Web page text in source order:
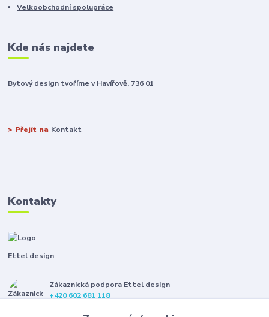
Velkoobchodní spolupráce
Kde nás najdete
Bytový design tvoříme v Havířově, 736 01
> Přejít na Kontakt
Kontakty
Ettel design
Zákaznická podpora Ettel design
+420 602 681 118